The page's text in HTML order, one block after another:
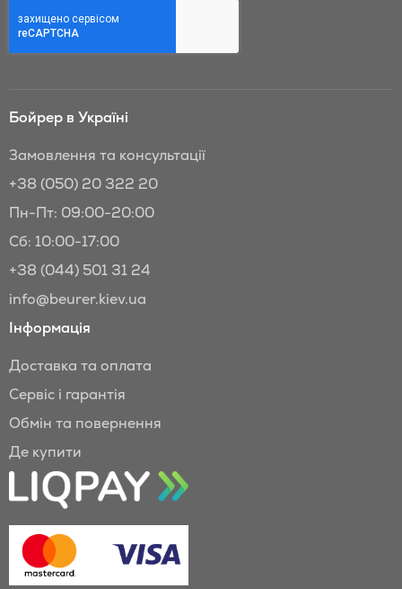
Бойрер:
Бойрер в Україні
Замовлення та консультації
+38 (050) 20 322 20
Пн-Пт: 09:00-20:00
Сб: 10:00-17:00
+38 (044) 501 31 24
info@beurer.kiev.ua
Інформація
Доставка та оплата
Сервіс і гарантія
Обмін та повернення
Де купити